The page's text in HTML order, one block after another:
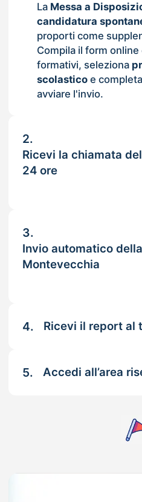
La Messa a
candidatura
proporti come
Compila il form
formativi, seleziona
scolasticoe
avviare l'invio.
2.
Ricevi la chiamata
24 ore
3.
Invio automatico
Montevecchia
4. Ricevi il report al
5. Accedi all’area